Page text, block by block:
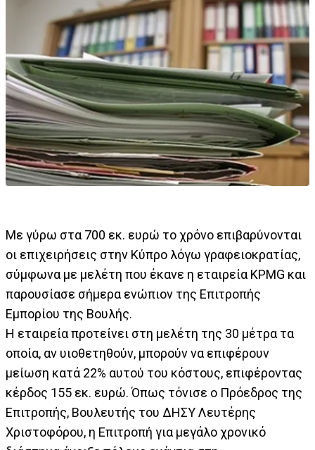
Με γύρω στα 700 εκ. ευρώ το χρόνο επιβαρύνονται
οι επιχειρήσεις στην Κύπρο λόγω γραφειοκρατίας,
σύμφωνα με μελέτη που έκανε η εταιρεία KPMG και
παρουσίασε σήμερα ενώπιον της Επιτροπής
Εμπορίου της Βουλής.
Η εταιρεία προτείνει στη μελέτη της 30 μέτρα τα
οποία, αν υιοθετηθούν, μπορούν να επιφέρουν
μείωση κατά 22% αυτού του κόστους, επιφέροντας
κέρδος 155 εκ. ευρώ. Όπως τόνισε ο Πρόεδρος της
Επιτροπής, Βουλευτής του ΔΗΣΥ Λευτέρης
Χριστοφόρου, η Επιτροπή για μεγάλο χρονικό